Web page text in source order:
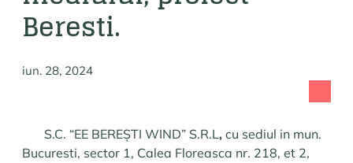
Beresti.
iun. 28, 2024
S.C. “EE BEREȘTI WIND” S.R.L, cu sediul in mun.
Bucuresti, sector 1, Calea Floreasca nr. 218, et 2,